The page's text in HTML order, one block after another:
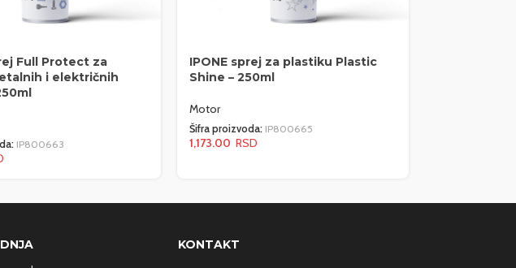
Full Protect za
i električnih
IP800663
IPONE sprej za plastiku Plastic
Shine – 250ml
Motor
Šifra proizvoda: IP800665
1,173.00
KONTAKT